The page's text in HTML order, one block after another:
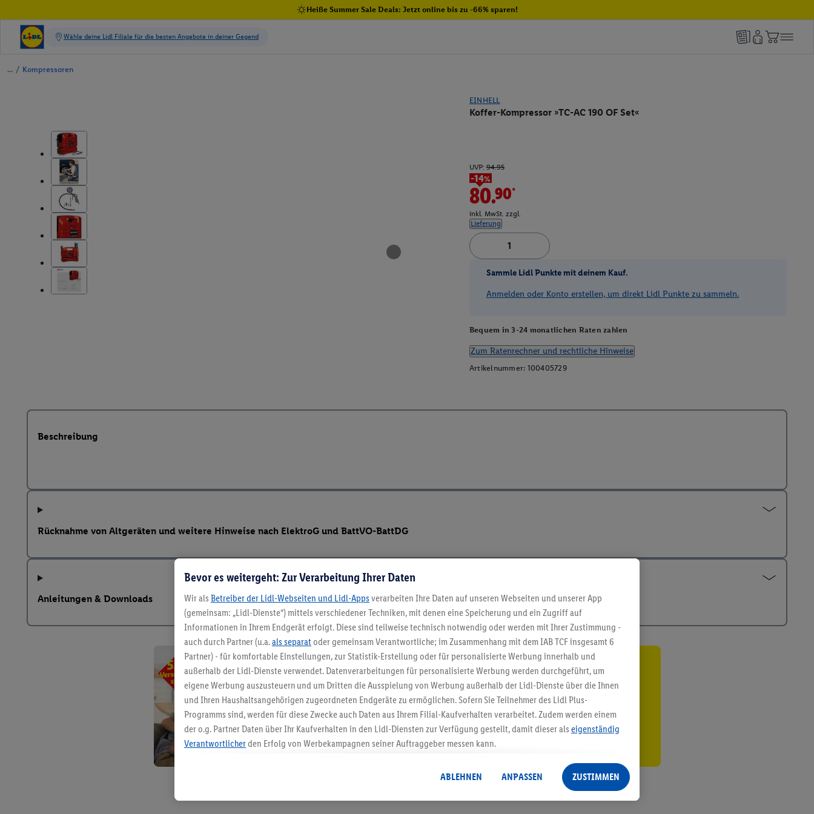
Heiße Summer Sale Deals: Jetzt online bis zu -66% sparen!
/ Kompressoren
EINHELL
Koffer-Kompressor »TC-AC 190 OF Set«
UVP: 94.95
-14%
80.90*
inkl. MwSt. zzgl.
Lieferung
Sammle Lidl Punkte mit deinem Kauf.
Anmelden oder Konto erstellen, um direkt Lidl Punkte zu sammeln.
Bequem in 3-24 monatlichen Raten zahlen
Zum Ratenrechner und rechtliche Hinweise
Artikelnummer: 100405729
Beschreibung
Rücknahme von Altgeräten und weitere Hinweise nach ElektroG und BattVO-BattDG
Anleitungen & Downloads
5.95 € Versand sparen³²ᵃ
Jetzt zum Newsletter anmelden
Gutschein sichern!
Bevor es weitergeht: Zur Verarbeitung Ihrer Daten
Wir als Betreiber der Lidl-Webseiten und Lidl-Apps verarbeiten Ihre Daten auf unseren Webseiten und unserer App
(gemeinsam: „Lidl-Dienste“) mittels verschiedener Techniken, mit denen eine Speicherung und ein Zugriff auf
Informationen in Ihrem Endgerät erfolgt. Diese sind teilweise technisch notwendig oder werden mit Ihrer Zustimmung -
auch durch Partner (u.a.als separat oder gemeinsam Verantwortliche; im Zusammenhang mit dem IAB TCF insgesamt 6
Partner) - für komfortable Einstellungen, zur Statistik-Erstellung oder für personalisierte Werbung innerhalb und
außerhalb der Lidl-Dienste verwendet. Datenverarbeitungen für personalisierte Werbung werden durchgeführt, um
eigene Werbung auszusteuern und um Dritten die Ausspielung von Werbung außerhalb der Lidl-Dienste über die Ihnen
und Ihren Haushaltsangehörigen zugeordneten Endgeräte zu ermöglichen. Sofern Sie Teilnehmer des Lidl Plus-
Programms sind, werden für diese Zwecke auch Daten aus Ihrem Filial-Kaufverhalten verarbeitet. Zudem werden einem
der o.g. Partner Daten über Ihr Kaufverhalten in den Lidl-Diensten zur Verfügung gestellt, damit dieser als eigenständig
Verantwortlicherden Erfolg von Werbekampagnen seiner Auftraggeber messen kann.
angereicherten Profilen. Dies umfasst die Zusammenführung von Daten (z.B. über Ihre Nutzung der Lidl-Dienste, Ihr
Kaufverhalten in den Lidl-Diensten, Informationen aus Ihrem Kundenkonto - z.B. Alter oder Geschlecht - sowie Ihre
genauen Standortdaten) auch über verschiedene Endgeräte und Lidl-Dienste hinweg einschließlich dem Speichern von
ABLEHNEN ANPASSEN ZUSTIMMEN